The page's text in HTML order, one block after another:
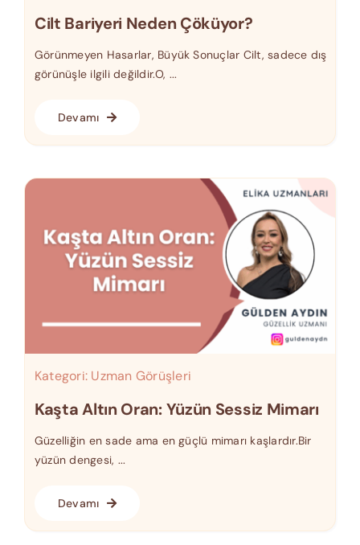
Cilt Bariyeri Neden Çöküyor?
Görünmeyen Hasarlar, Büyük Sonuçlar Cilt, sadece dış
görünüşle ilgili değildir.O, ...
Devamı
Kategori: Uzman Görüşleri
Kaşta Altın Oran: Yüzün Sessiz Mimarı
Güzelliğin en sade ama en güçlü mimarı kaşlardır.Bir
yüzün dengesi, ...
Devamı